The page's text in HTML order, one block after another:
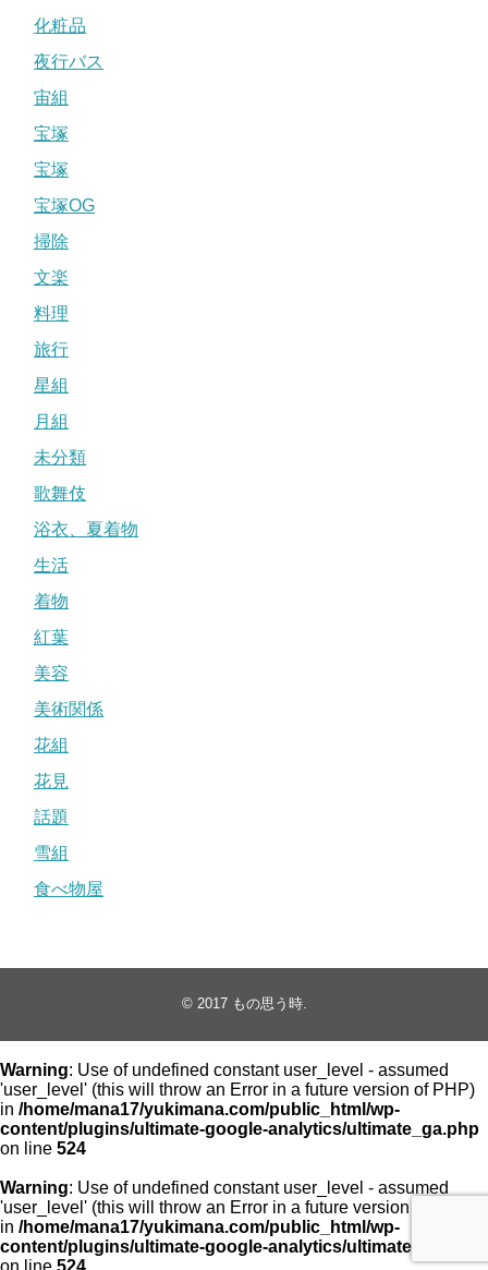
化粧品
夜行バス
宙組
宝塚
宝塚
宝塚OG
掃除
文楽
料理
旅行
星組
月組
未分類
歌舞伎
浴衣、夏着物
生活
着物
紅葉
美容
美術関係
花組
花見
話題
雪組
食べ物屋
© 2017 もの思う時.
Warning: Use of undefined constant user_level - assumed
'user_level' (this will throw an Error in a future version of PHP)
in /home/mana17/yukimana.com/public_html/wp-
content/plugins/ultimate-google-analytics/ultimate_ga.php
on line 524
Warning: Use of undefined constant user_level - assumed
'user_level' (this will throw an Error in a future version of PHP)
in /home/mana17/yukimana.com/public_html/wp-
content/plugins/ultimate-google-analytics/ultimate_ga.php
on line 524